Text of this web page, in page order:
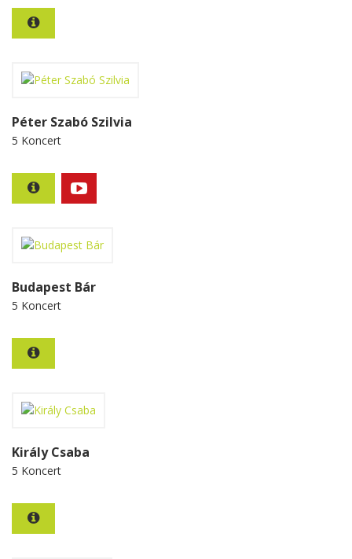
Péter Szabó Szilvia
5 Koncert
Budapest Bár
5 Koncert
Király Csaba
5 Koncert